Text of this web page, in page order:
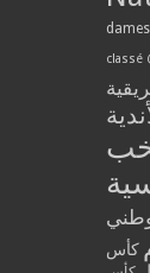
dames
classé
كأس